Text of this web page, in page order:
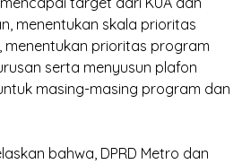
menentukan skala prioritas
menentukan prioritas program
serta menyusun plafon
masing-masing program dan
bahwa, DPRD Metro dan